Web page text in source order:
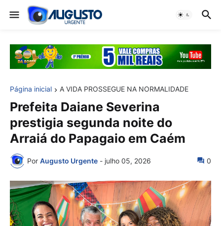
Página inicial A VIDA PROSSEGUE NA NORMALIDADE
Prefeita Daiane Severina
prestigia segunda noite do
Arraiá do Papagaio em Caém
Por Augusto Urgente - julho 05, 2026 0